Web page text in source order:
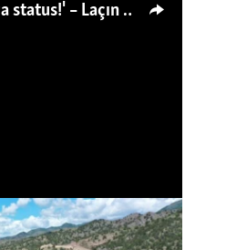
'Ya təklif olunan ev, ya status!' – Laçın köçkünü: 'Laçından başqa heç hara!'